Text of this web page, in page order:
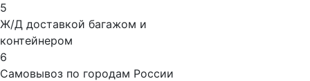
5
Ж/Д доставкой багажом и
контейнером
6
Самовывоз по городам России